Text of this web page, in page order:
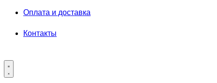
Оплата и доставка
Контакты